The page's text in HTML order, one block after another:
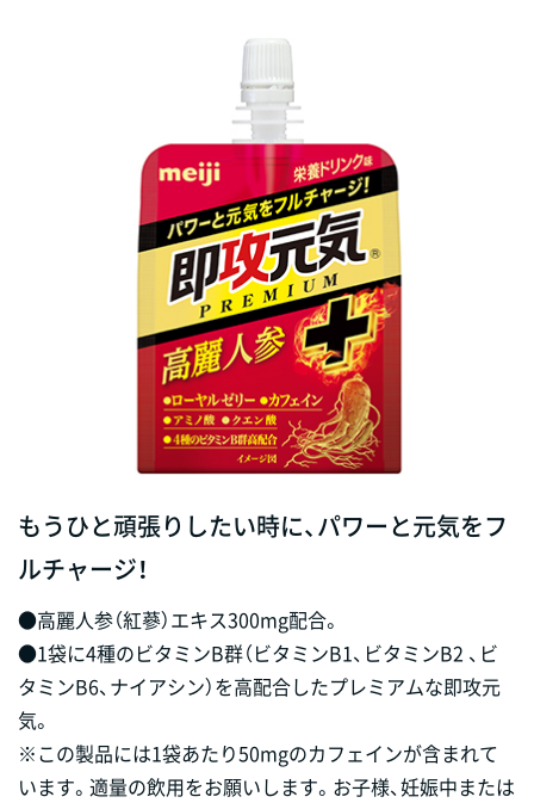
もうひと頑張りしたい時に、パワーと元気をフ
ルチャージ！
●高麗人参（紅蔘）エキス300mg配合。
●1袋に4種のビタミンB群（ビタミンB1、ビタミンB2 、ビ
タミンB6、ナイアシン）を高配合したプレミアムな即攻元
気。
※この製品には1袋あたり50mgのカフェインが含まれて
います。適量の飲用をお願いします。お子様、妊娠中または